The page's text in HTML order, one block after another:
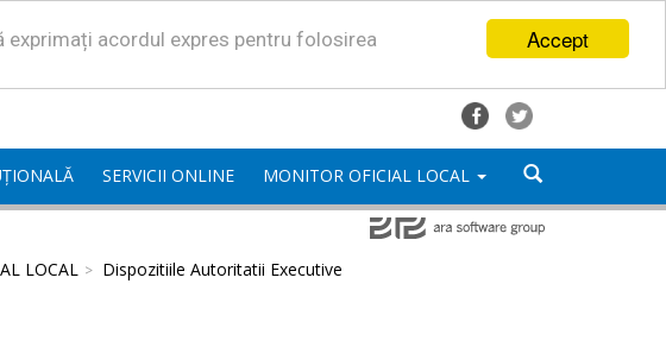
Accept
acordul expres pentru folosirea
SERVICII ONLINE MONITOR OFICIAL LOCAL
LOCAL Dispozitiile Autoritatii Executive